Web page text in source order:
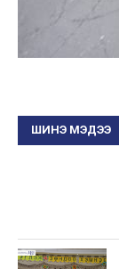
ШИНЭ МЭДЭЭ